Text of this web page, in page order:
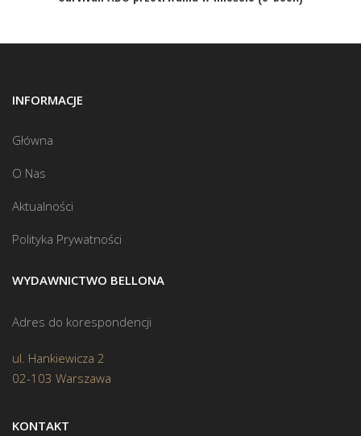
INFORMACJE
Główna
O Nas
Aktualności
Polityka Prywatności
WYDAWNICTWO BELLONA
Adres do korespondencji
ul. Hankiewicza 2
02-103 Warszawa
KONTAKT